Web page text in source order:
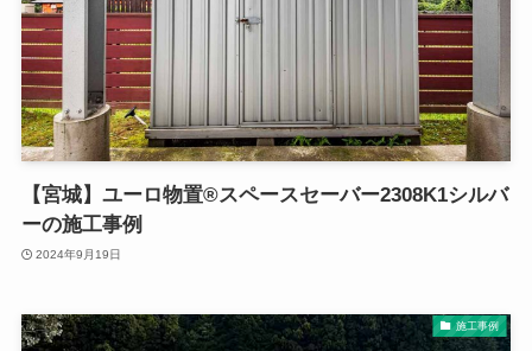
【宮城】ユーロ物置®スペースセーバー2308K1シルバ
ーの施工事例
2024年9月19日
施工事例